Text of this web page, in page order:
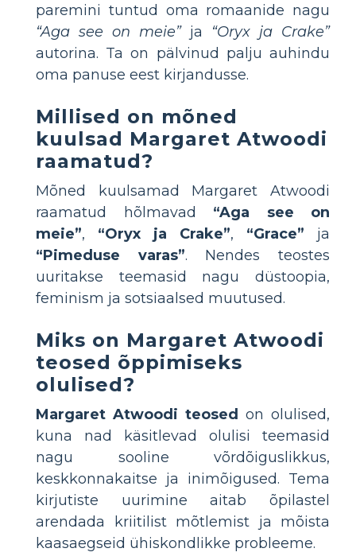
paremini tuntud oma romaanide nagu
“Aga see on meie”ja “Oryx ja Crake”
autorina. Ta on pälvinud palju auhindu
oma panuse eest kirjandusse.
Millised on mõned
kuulsad Margaret Atwoodi
raamatud?
Mõned kuulsamad Margaret Atwoodi
raamatud hõlmavad “Aga see on
meie”, “Oryx ja Crake”, “Grace” ja
“Pimeduse varas”. Nendes teostes
uuritakse teemasid nagu düstoopia,
feminism ja sotsiaalsed muutused.
Miks on Margaret Atwoodi
teosed õppimiseks
olulised?
Margaret Atwoodi teosed on olulised,
kuna nad käsitlevad olulisi teemasid
nagu sooline võrdõiguslikkus,
keskkonnakaitse ja inimõigused. Tema
kirjutiste uurimine aitab õpilastel
arendada kriitilist mõtlemist ja mõista
kaasaegseid ühiskondlikke probleeme.